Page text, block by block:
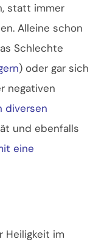
statt immer
Alleine schon
Schlechte
) oder gar sich
negativen
diversen
und ebenfalls
eine
Heiligkeit im